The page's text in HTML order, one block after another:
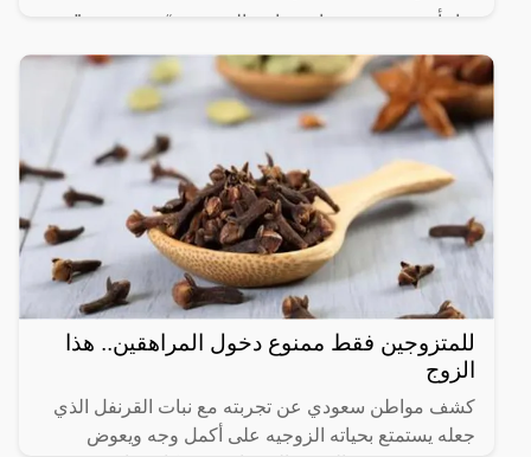
تفاجأت مشهورة سناب شات، السعودية “زهور سعود”،
بدخول زوجها عليها أثناء ما كانت تقوم بعمل بث مباشر
عبر حسابها على تطبيق السناب شات، حيث طلب منها أن
تغلق البث على
للمتزوجين فقط ممنوع دخول المراهقين.. هذا
الزوج
كشف مواطن سعودي عن تجربته مع نبات القرنفل الذي
جعله يستمتع بحياته الزوجيه على أكمل وجه ويعوض